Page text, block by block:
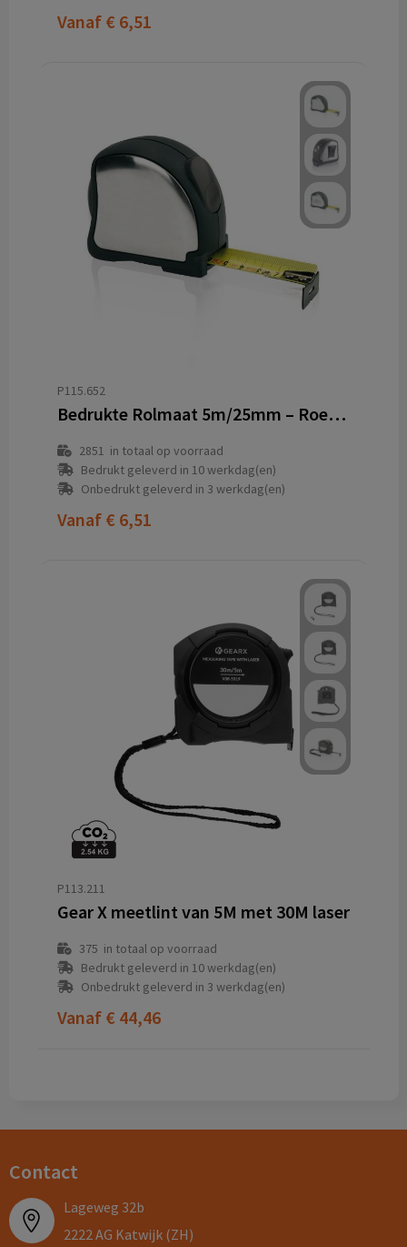
Vanaf € 6,51
P115.652
Bedrukte Rolmaat 5m/25mm – Roestvrijstalen Kast met Rubberen Grip
2851 in totaal op voorraad
Bedrukt geleverd in 10 werkdag(en)
Onbedrukt geleverd in 3 werkdag(en)
Vanaf € 6,51
P113.211
Gear X meetlint van 5M met 30M laser
375 in totaal op voorraad
Bedrukt geleverd in 10 werkdag(en)
Onbedrukt geleverd in 3 werkdag(en)
Vanaf € 44,46
Contact
Lageweg 32b
2222 AG Katwijk (ZH)